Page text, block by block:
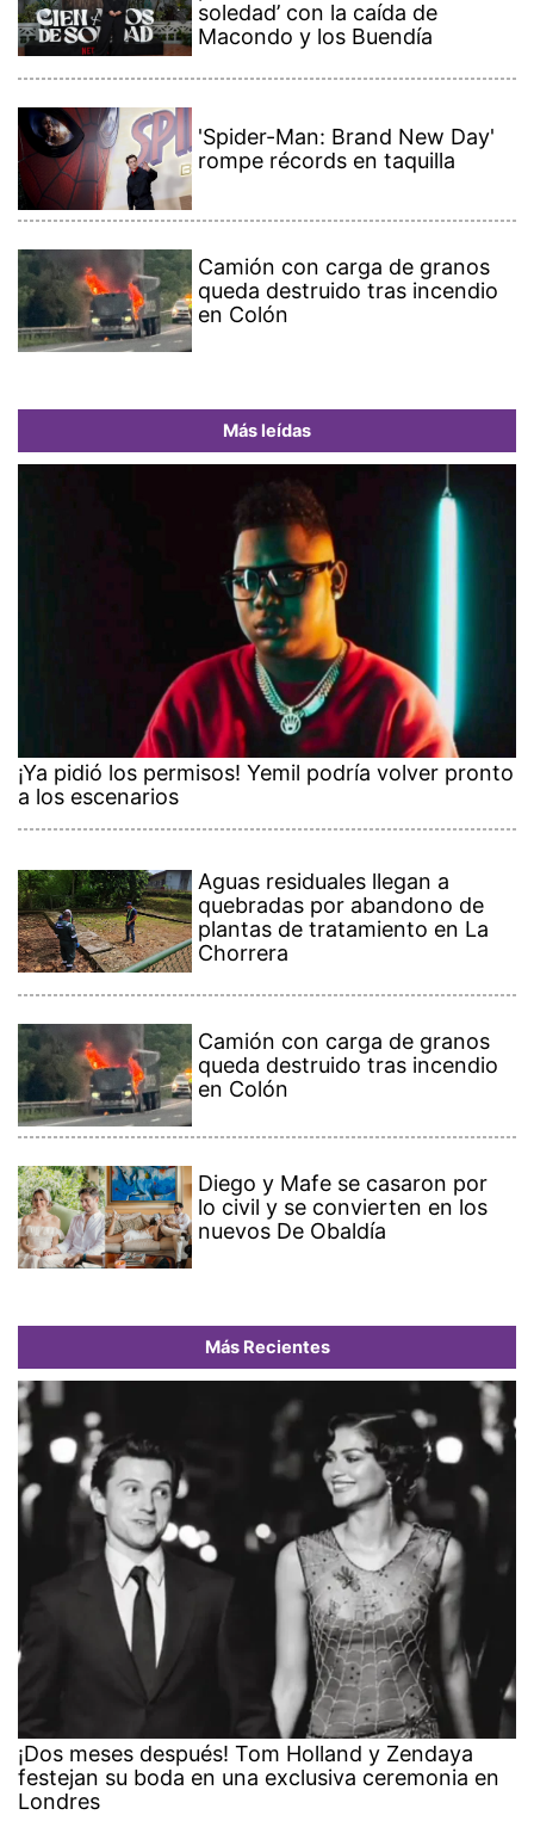
soledad’ con la caída de
Macondo y los Buendía
'Spider-Man: Brand New Day'
rompe récords en taquilla
Camión con carga de granos
queda destruido tras incendio
en Colón
Más leídas
¡Ya pidió los permisos! Yemil podría volver pronto
a los escenarios
Aguas residuales llegan a
quebradas por abandono de
plantas de tratamiento en La
Chorrera
Camión con carga de granos
queda destruido tras incendio
en Colón
Diego y Mafe se casaron por
lo civil y se convierten en los
nuevos De Obaldía
Más Recientes
¡Dos meses después! Tom Holland y Zendaya
festejan su boda en una exclusiva ceremonia en
Londres